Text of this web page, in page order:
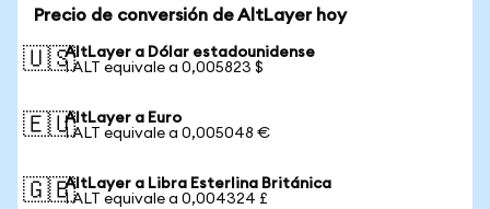
Precio de conversión de AltLayer hoy
🇺🇸AltLayer a Dólar estadounidense
1 ALT equivale a 0,005823 $
🇪🇺AltLayer a Euro
1 ALT equivale a 0,005048 €
🇬🇧AltLayer a Libra Esterlina Británica
1 ALT equivale a 0,004324 £